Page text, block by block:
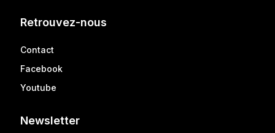
Retrouvez-nous
Contact
Facebook
Youtube
Newsletter